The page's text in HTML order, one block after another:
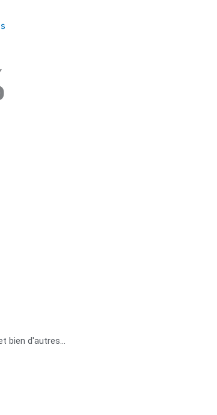
bien d'autres...